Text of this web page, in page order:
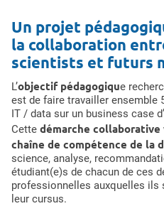
Un projet
la collaboration
scientists et futurs
L’objectif pédagogique
est de faire travailler ensemble
IT / data sur un business case
Cette démarche
chaîne de compétence de la
science, analyse,
étudiant(e)s de chacun de ces
professionnelles auxquelles ils
leur cursus.